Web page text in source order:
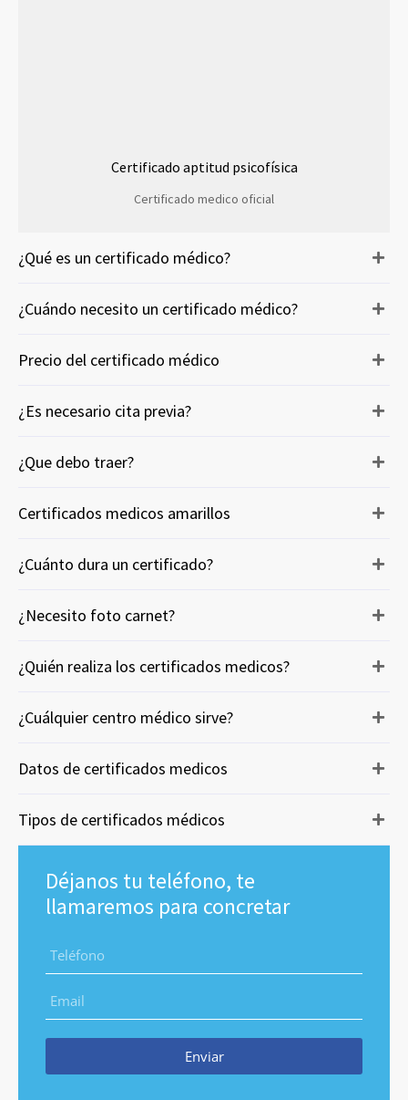
Certificado aptitud psicofísica
Certificado medico oficial
¿Qué es un certificado médico?
¿Cuándo necesito un certificado médico?
Precio del certificado médico
¿Es necesario cita previa?
¿Que debo traer?
Certificados medicos amarillos
¿Cuánto dura un certificado?
¿Necesito foto carnet?
¿Quién realiza los certificados medicos?
¿Cuálquier centro médico sirve?
Datos de certificados medicos
Tipos de certificados médicos
Déjanos tu teléfono, te
llamaremos para concretar
Enviar